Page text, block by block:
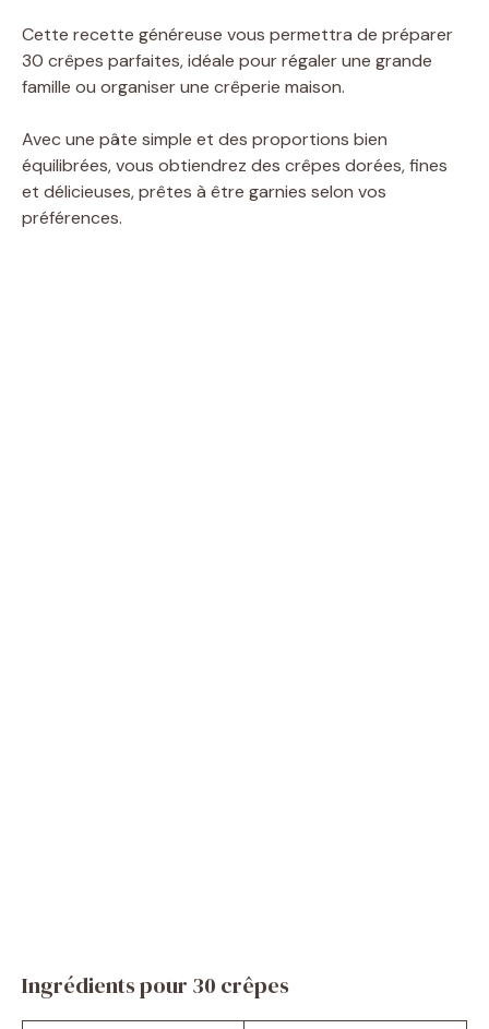
Cette recette généreuse vous permettra de préparer
30 crêpes parfaites, idéale pour régaler une grande
famille ou organiser une crêperie maison.
Avec une pâte simple et des proportions bien
équilibrées, vous obtiendrez des crêpes dorées, fines
et délicieuses, prêtes à être garnies selon vos
préférences.
Ingrédients pour 30 crêpes